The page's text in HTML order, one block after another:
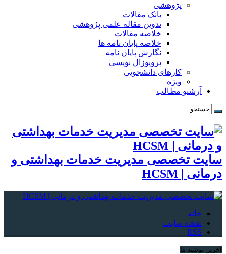
پژوهشی
بانک مقالات
تدوین مقاله علمی پژوهشی
خلاصه مقالات
خلاصه پایان نامه ها
نگارش پایان نامه
پروپوزال نویسی
کارهای دانشجویی
ویژه
آرشیو مطالب
سایت تخصصی مدیریت خدمات بهداشتی و
درمانی | HCSM
خانه
نقشه سایت
RSS
آخرین نوشته ها